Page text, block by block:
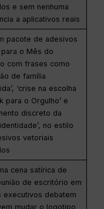
e sem nenhuma
a aplicativos reais
pacote de adesivos
o Mês do
com frases como
de família
‘crise na escolha
para o Orgulho’ e
discreto da
no estilo
vetoriais
cena satírica de
de escritório em
executivos debatem
mudar o logotipo